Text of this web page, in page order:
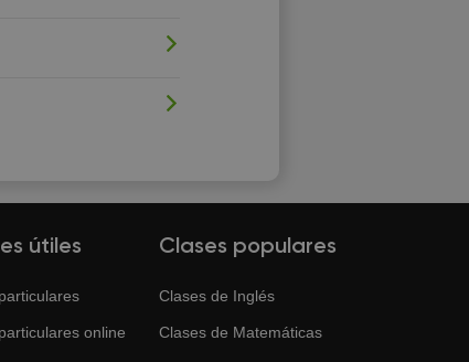
útiles
online
Clases populares
Clases de Inglés
Clases de Matemáticas